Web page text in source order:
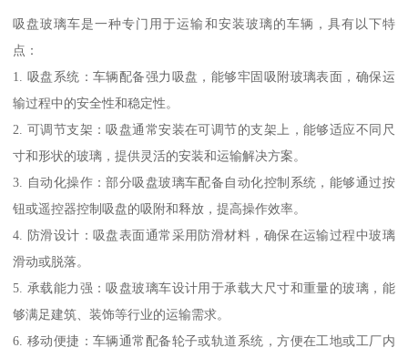
吸盘玻璃车是一种专门用于运输和安装玻璃的车辆，具有以下特
点：
1. 吸盘系统：车辆配备强力吸盘，能够牢固吸附玻璃表面，确保运
输过程中的安全性和稳定性。
2. 可调节支架：吸盘通常安装在可调节的支架上，能够适应不同尺
寸和形状的玻璃，提供灵活的安装和运输解决方案。
3. 自动化操作：部分吸盘玻璃车配备自动化控制系统，能够通过按
钮或遥控器控制吸盘的吸附和释放，提高操作效率。
4. 防滑设计：吸盘表面通常采用防滑材料，确保在运输过程中玻璃
滑动或脱落。
5. 承载能力强：吸盘玻璃车设计用于承载大尺寸和重量的玻璃，能
够满足建筑、装饰等行业的运输需求。
6. 移动便捷：车辆通常配备轮子或轨道系统，方便在工地或工厂内